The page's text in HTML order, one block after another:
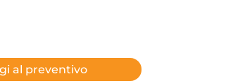
al preventivo